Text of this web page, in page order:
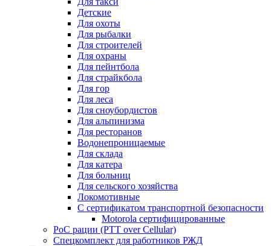
Детские
Для охоты
Для рыбалки
Для строителей
Для охраны
Для пейнтбола
Для страйкбола
Для гор
Для леса
Для сноубордистов
Для альпинизма
Для ресторанов
Водонепроницаемые
Для склада
Для катера
Для больниц
Для сельского хозяйства
Локомотивные
С сертификатом транспортной безопасности
Motorola сертифицированные
PoC рации (PTT over Cellular)
Спецкомплект для работников РЖД